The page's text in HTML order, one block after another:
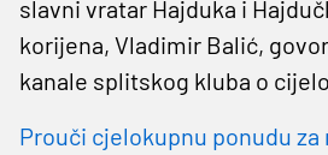
slavni vratar Hajduka i
korijena, Vladimir Balić,
kanale splitskog kluba o
Prouči cjelokupnu ponudu za